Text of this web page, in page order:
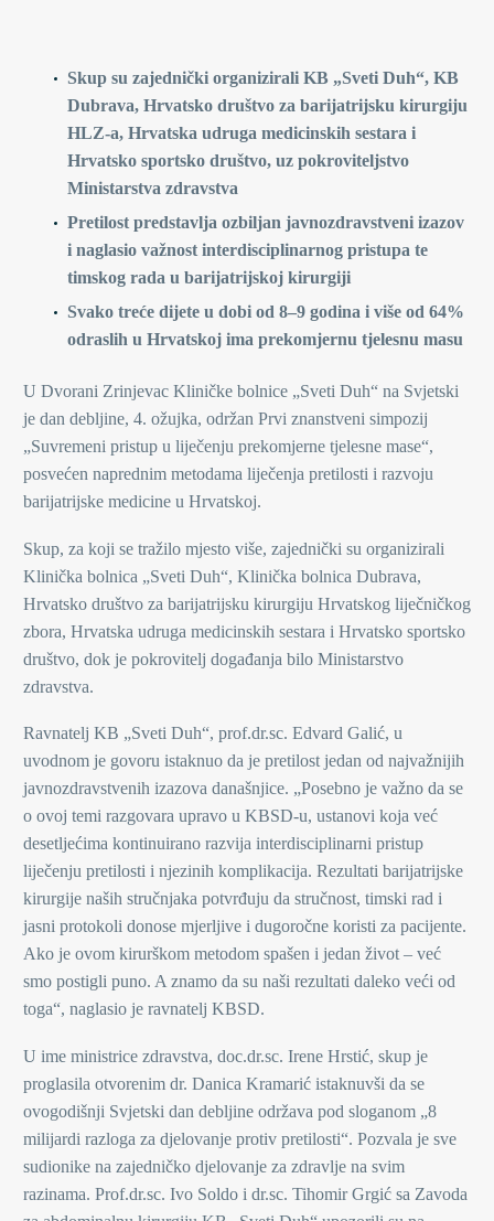
Skup su zajednički organizirali KB „Sveti Duh“, KB
Dubrava, Hrvatsko društvo za barijatrijsku kirurgiju
HLZ-a, Hrvatska udruga medicinskih sestara i
Hrvatsko sportsko društvo, uz pokroviteljstvo
Ministarstva zdravstva
Pretilost predstavlja ozbiljan javnozdravstveni izazov
i naglasio važnost interdisciplinarnog pristupa te
timskog rada u barijatrijskoj kirurgiji
Svako treće dijete u dobi od 8–9 godina i više od 64%
odraslih u Hrvatskoj ima prekomjernu tjelesnu masu
U Dvorani Zrinjevac Kliničke bolnice „Sveti Duh“ na Svjetski
je dan debljine, 4. ožujka, održan Prvi znanstveni simpozij
„Suvremeni pristup u liječenju prekomjerne tjelesne mase“,
posvećen naprednim metodama liječenja pretilosti i razvoju
barijatrijske medicine u Hrvatskoj.
Skup, za koji se tražilo mjesto više, zajednički su organizirali
Klinička bolnica „Sveti Duh“, Klinička bolnica Dubrava,
Hrvatsko društvo za barijatrijsku kirurgiju Hrvatskog liječničkog
zbora, Hrvatska udruga medicinskih sestara i Hrvatsko sportsko
društvo, dok je pokrovitelj događanja bilo Ministarstvo
zdravstva.
Ravnatelj KB „Sveti Duh“, prof.dr.sc. Edvard Galić, u
uvodnom je govoru istaknuo da je pretilost jedan od najvažnijih
javnozdravstvenih izazova današnjice. „Posebno je važno da se
o ovoj temi razgovara upravo u KBSD-u, ustanovi koja već
desetljećima kontinuirano razvija interdisciplinarni pristup
liječenju pretilosti i njezinih komplikacija. Rezultati barijatrijske
kirurgije naših stručnjaka potvrđuju da stručnost, timski rad i
jasni protokoli donose mjerljive i dugoročne koristi za pacijente.
Ako je ovom kirurškom metodom spašen i jedan život – već
smo postigli puno. A znamo da su naši rezultati daleko veći od
toga“, naglasio je ravnatelj KBSD.
U ime ministrice zdravstva, doc.dr.sc. Irene Hrstić, skup je
proglasila otvorenim dr. Danica Kramarić istaknuvši da se
ovogodišnji Svjetski dan debljine održava pod sloganom „8
milijardi razloga za djelovanje protiv pretilosti“. Pozvala je sve
sudionike na zajedničko djelovanje za zdravlje na svim
razinama. Prof.dr.sc. Ivo Soldo i dr.sc. Tihomir Grgić sa Zavoda